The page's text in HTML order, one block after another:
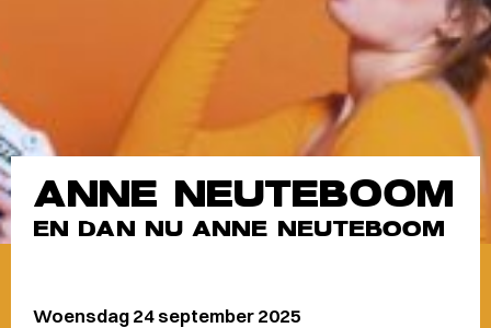
ANNE NEUTEBOOM
EN DAN NU ANNE NEUTEBOOM
Woensdag 24 september 2025